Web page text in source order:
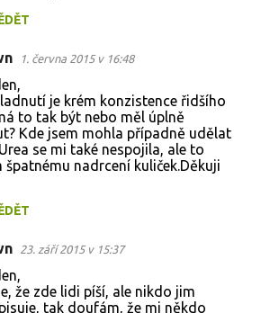
1. června 2015 v 16:48
je krém konzistence řidšího
to tak být nebo měl úplně
Kde jsem mohla případně udělat
se mi také nespojila, ale to
špatnému nadrcení kuliček.Děkuji
23. září 2015 v 15:37
že zde lidi píší, ale nikdo jim
tak doufám, že mi někdo